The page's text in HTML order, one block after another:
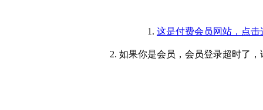
1. 这是付费会员网站，点击
2. 如果你是会员，会员登录超时了